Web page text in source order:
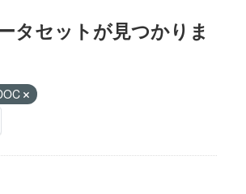
タセットが見つかりま